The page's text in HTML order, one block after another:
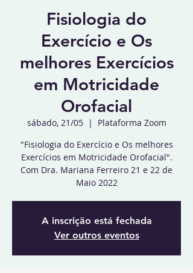
Fisiologia do
Exercício e Os
melhores Exercícios
em Motricidade
Orofacial
sábado, 21/05
  |
Plataforma Zoom
"Fisiologia do Exercício e Os melhores
Exercícios em Motricidade Orofacial".
Com Dra. Mariana Ferreiro 21 e 22 de
Maio 2022
A inscrição está fechada
Ver outros eventos